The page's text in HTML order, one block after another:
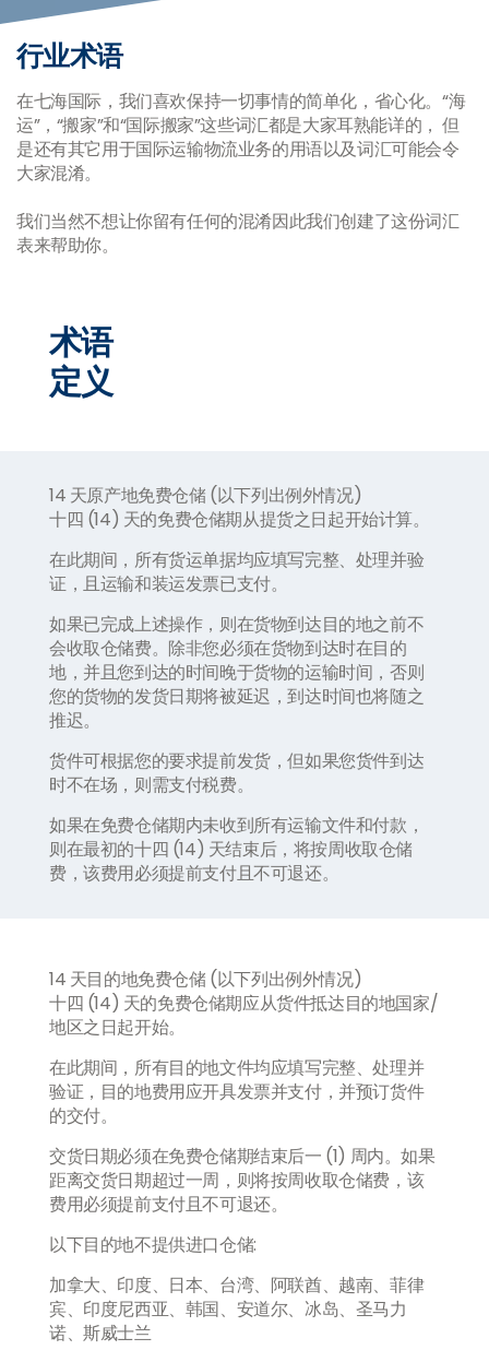
行业术语
在七海国际，我们喜欢保持一切事情的简单化，省心化。“海
运”，“搬家”和“国际搬家”这些词汇都是大家耳熟能详的， 但
是还有其它用于国际运输物流业务的用语以及词汇可能会令
大家混淆。
我们当然不想让你留有任何的混淆因此我们创建了这份词汇
表来帮助你。
术语
定义
14 天原产地免费仓储 (以下列出例外情况)
十四 (14) 天的免费仓储期从提货之日起开始计算。
在此期间，所有货运单据均应填写完整、处理并验
证，且运输和装运发票已支付。
如果已完成上述操作，则在货物到达目的地之前不
会收取仓储费。除非您必须在货物到达时在目的
地，并且您到达的时间晚于货物的运输时间，否则
您的货物的发货日期将被延迟，到达时间也将随之
推迟。
货件可根据您的要求提前发货，但如果您货件到达
时不在场，则需支付税费。
如果在免费仓储期内未收到所有运输文件和付款，
则在最初的十四 (14) 天结束后，将按周收取仓储
费，该费用必须提前支付且不可退还。
14 天目的地免费仓储 (以下列出例外情况)
十四 (14) 天的免费仓储期应从货件抵达目的地国家/
地区之日起开始。
在此期间，所有目的地文件均应填写完整、处理并
验证，目的地费用应开具发票并支付，并预订货件
的交付。
交货日期必须在免费仓储期结束后一 (1) 周内。如果
距离交货日期超过一周，则将按周收取仓储费，该
费用必须提前支付且不可退还。
以下目的地不提供进口仓储:
加拿大、印度、日本、台湾、阿联酋、越南、菲律
宾、印度尼西亚、韩国、安道尔、冰岛、圣马力
诺、斯威士兰